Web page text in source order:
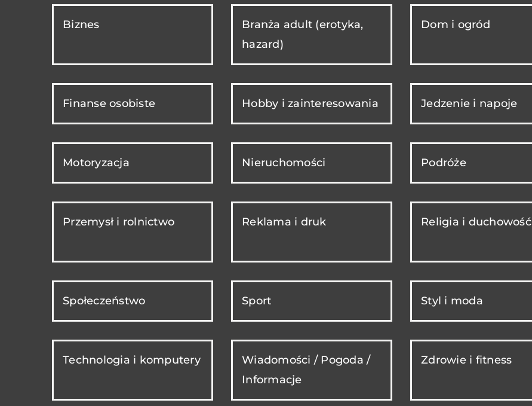
Biznes
Branża adult (erotyka,
hazard)
Dom i ogród
Finanse osobiste Hobby i zainteresowania Jedzenie i napoje
Motoryzacja Nieruchomości Podróże
Przemysł i rolnictwo Reklama i druk Religia i duchowość
Społeczeństwo Sport Styl i moda
Technologia i komputery
Wiadomości / Pogoda /
Informacje
Zdrowie i fitness